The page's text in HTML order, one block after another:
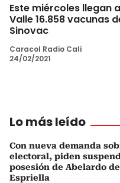
Este miércoles llegan
Valle 16.858 vacunas
Sinovac
Caracol Radio Cali
24/02/2021
Lo más leído
Con nueva demanda
electoral, piden
posesión de Abelardo
Espriella